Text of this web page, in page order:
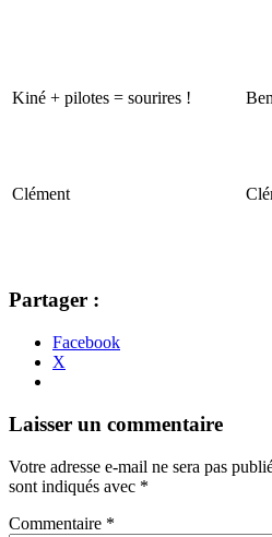
Kiné + pilotes = sourires !
Clément
Partager :
Facebook
X
Navigation
articles
←
→
Laisser un commentaire
Votre adresse e-mail ne sera pas
sont indiqués avec *
Commentaire *